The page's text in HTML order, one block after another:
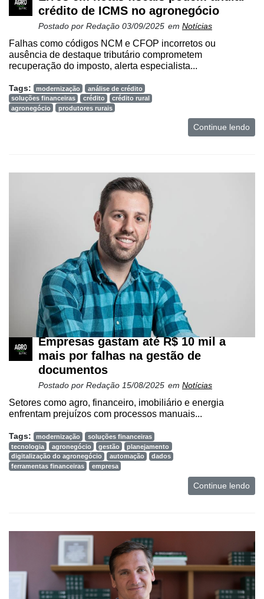
crédito de ICMS no agronegócio
Postado por Redação 03/09/2025 em Notícias
Falhas como códigos NCM e CFOP incorretos ou
ausência de destaque tributário comprometem
recuperação do imposto, alerta especialista...
Tags: modernização
análise de crédito
soluções financeiras
crédito
crédito rural
agronegócio
produtores rurais
Continue lendo
Empresas gastam até R$ 10 mil a
mais por falhas na gestão de
documentos
Postado por Redação 15/08/2025 em Notícias
Setores como agro, financeiro, imobiliário e energia
enfrentam prejuízos com processos manuais...
Tags: modernização
soluções financeiras
tecnologia
agronegócio gestão
planejamento
digitalização do agronegócio
automação
dados
ferramentas financeiras
empresa
Continue lendo